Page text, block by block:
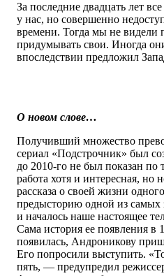
За последние двадцать лет
у нас, но совершенно
времени. Тогда мы не
придумывать свои. Иногда
впоследствии предложил
О новом слове…
Получивший множество
сериал «Подстрочник» был
до 2010-го не был показан по
работа хотя и интересная, но
рассказа о своей жизни
предысторию одной из самых
и началось наше настоящее
Сама история ее появления в
появилась, Андроникову
Его попросили выступить.
пять, — предупредил